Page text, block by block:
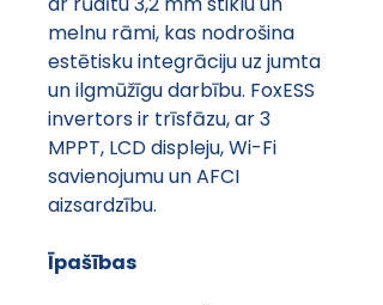
melnu rāmi, kas nodrošina
estētisku integrāciju uz jumta
un ilgmūžīgu darbību. FoxESS
invertors ir trīsfāzu, ar 3
MPPT, LCD displeju, Wi-Fi
savienojumu un AFCI
aizsardzību.
Īpašības